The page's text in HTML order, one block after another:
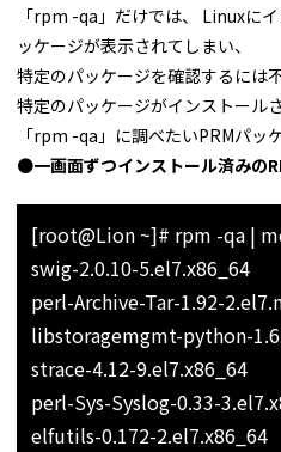
「rpm -qa」だけでは、 Linuxに
ッケージが表示されてしまい、
特定のパッケージを確認するには
特定のパッケージがインストール
「rpm -qa」に調べたいPRMパッ
●一画面ずつインストール済みの
[root@Lion ~]# rpm -qa |
swig-2.0.10-5.el7.x86_64
perl-Archive-Tar-1.92-
libstoragemgmt-python-
strace-4.12-9.el7.x86_64
perl-Sys-Syslog-0.33-
elfutils-0.172-2.el7.x86_64